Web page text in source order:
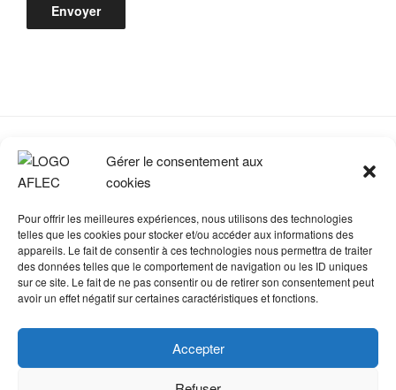
Gérer le consentement aux
cookies
Pour offrir les meilleures expériences, nous utilisons des technologies
telles que les cookies pour stocker et/ou accéder aux informations des
appareils. Le fait de consentir à ces technologies nous permettra de traiter
des données telles que le comportement de navigation ou les ID uniques
sur ce site. Le fait de ne pas consentir ou de retirer son consentement peut
avoir un effet négatif sur certaines caractéristiques et fonctions.
Accepter
Mentions Légales
Politique de cookies (UE)
Conseil d’Administration
Contact